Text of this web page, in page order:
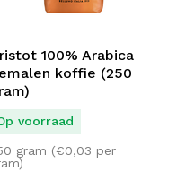
100% Arabica
koffie (250
voorraad
gram (€0,03 per